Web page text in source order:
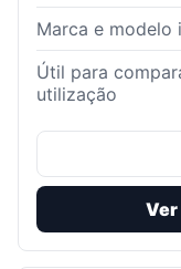
Marca e modelo
Útil para
utilização
Ver